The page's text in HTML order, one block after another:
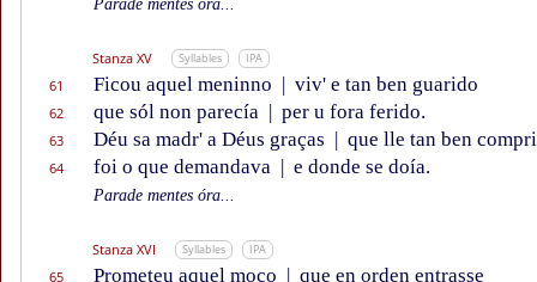
Parade mentes óra...
Stanza XV Syllables IPA
61 Ficou aquel meninno | viv' e tan ben guarido
62 que sól non parecía | per u fora ferido.
63 Déu sa madr' a Déus graças | que lle tan ben
64 foi o que demandava | e donde se doía.
Parade mentes óra...
Stanza XVI Syllables IPA
65 Prometeu aquel moço | que en orden entrasse